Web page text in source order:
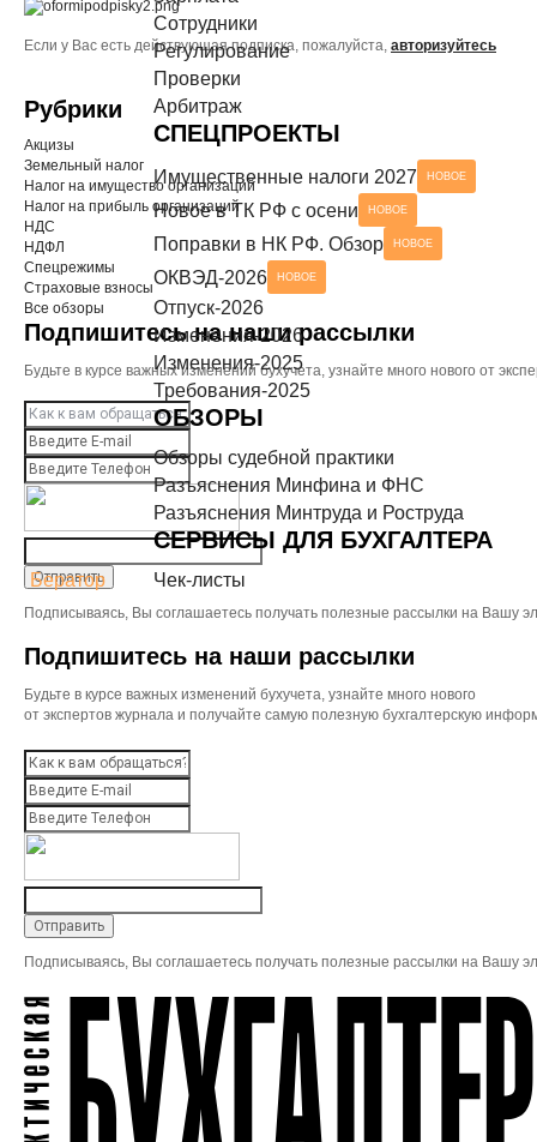
Разъяснения Минтруда и Роструда
СЕРВИСЫ ДЛЯ БУХГАЛТЕРА
Бератор
Сотрудники
Регулирование
Проверки
Арбитраж
СПЕЦПРОЕКТЫ
Имущественные налоги 2027 НОВОЕ
Новое в ТК РФ с осени НОВОЕ
Поправки в НК РФ. Обзор НОВОЕ
ОКВЭД-2026 НОВОЕ
Отпуск-2026
Изменения-2026
Изменения-2025
Требования-2025
ОБЗОРЫ
Обзоры судебной практики
Разъяснения Минфина и ФНС
Разъяснения Минтруда и Роструда
СЕРВИСЫ ДЛЯ БУХГАЛТЕРА
Чек-листы
Если у Вас есть действующая подписка, пожалуйста, авторизуйтесь
Рубрики
Акцизы
Земельный налог
Налог на имущество организаций
Налог на прибыль организаций
НДС
НДФЛ
Спецрежимы
Страховые взносы
Все обзоры
Подпишитесь на наши рассылки
Будьте в курсе важных изменений бухучета, узнайте много нового от
Подписываясь, Вы соглашаетесь получать полезные рассылки на Вашу
Подпишитесь на наши рассылки
Будьте в курсе важных изменений бухучета, узнайте много нового
от экспертов журнала и получайте самую полезную бухгалтерскую
Подписываясь, Вы соглашаетесь получать полезные рассылки на Вашу